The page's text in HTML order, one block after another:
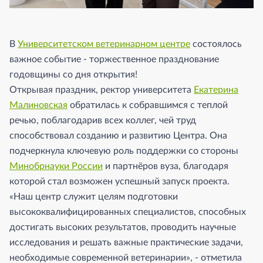
В Университетском ветеринарном центре состоялось
важное событие - торжественное празднование
годовщины со дня открытия!
Открывая праздник, ректор университета Екатерина
Малиновская обратилась к собравшимся с теплой
речью, поблагодарив всех коллег, чей труд
способствовал созданию и развитию Центра. Она
подчеркнула ключевую роль поддержки со стороны
Минобрнауки России и партнёров вуза, благодаря
которой стал возможен успешный запуск проекта.
«Наш центр служит целям подготовки
высококвалифицированных специалистов, способных
достигать высоких результатов, проводить научные
исследования и решать важные практические задачи,
необходимые современной ветеринарии», - отметила